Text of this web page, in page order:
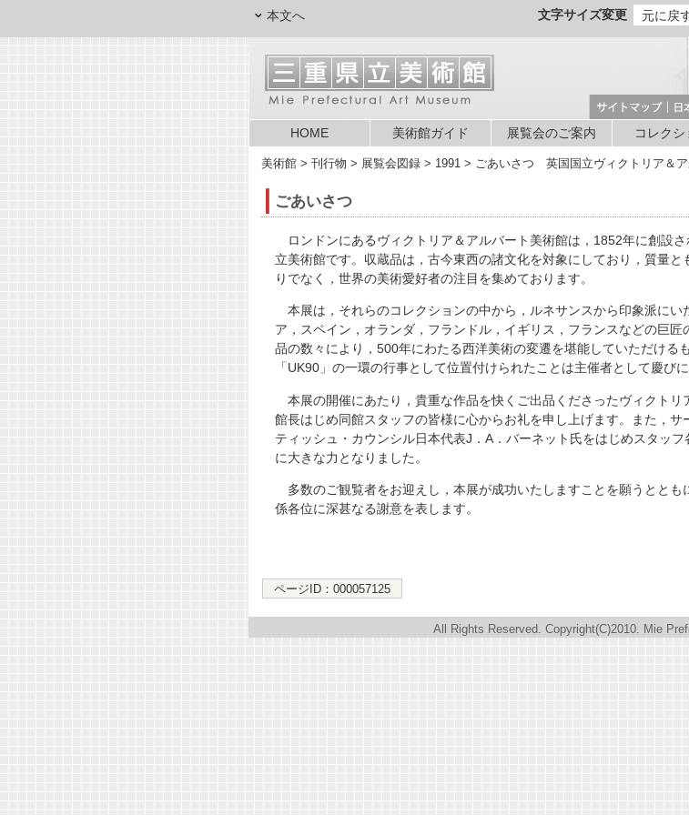
本文へ 文字サイズ変更 元に戻
HOME 美術館ガイド 展覧会のご案内 コレクシ
美術館 > 刊行物 > 展覧会図録 > 1991 > ごあいさつ 英国国立ヴィクトリア＆
ごあいさつ
ロンドンにあるヴィクトリア＆アルバート美術館は，1852年に創設
立美術館です。収蔵品は，古今東西の諸文化を対象にしており，質量
りでなく，世界の美術愛好者の注目を集めております。
本展は，それらのコレクションの中から，ルネサンスから印象派にい
ア，スペイン，オランダ，フランドル，イギリス，フランスなどの巨
品の数々により，500年にわたる西洋美術の変遷を堪能していただける
「UK90」 の一環の行事として位置付けられたことは主催者として慶びに
本展の開催にあたり，貴重な作品を快くご出品くださったヴィクトリ
館長はじめ同館スタッフの皆様に心からお礼を申し上げます。また，
ティッシュ・カウンシル日本代表J．A． バーネット氏をはじめスタッ
に大きな力となりました。
多数のご観覧者をお迎えし，本展が成功いたしますことを願うととも
係各位に深甚なる謝意を表します。
ページID：000057125
All Rights Reserved. Copyright(C)2010. Mie